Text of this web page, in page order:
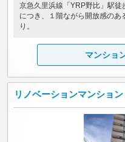
京急久里浜線「YRP野比」駅
につき、１階ながら開放感の
り。
マンショ
リノベーションマンショ